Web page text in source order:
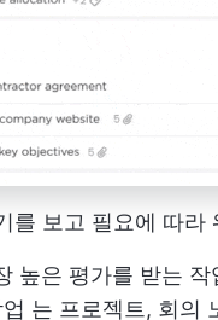
를 보고 필요에 따라
높은 평가를 받는
는 프로젝트, 회의